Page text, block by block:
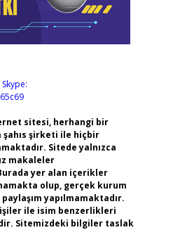
Skype:
sitesi, herhangi bir
şahıs şirketi ile hiçbir
Sitede yalnızca
makaleler
yer alan içerikler
olup, gerçek kurum
yapılmamaktadır.
ile isim benzerlikleri
Sitemizdeki bilgiler taslak